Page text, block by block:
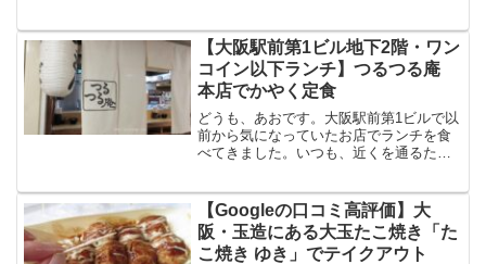
OKだけれど、店内の撮影はNGらしいで
す。ちなみに、カウン...
【大阪駅前第1ビル地下2階・ワン
コイン以下ランチ】つるつる庵
本店でかやく定食
どうも、あおです。大阪駅前第1ビルで以
前から気になっていたお店でランチを食
べてきました。いつも、近くを通るたび
ウンターのみのお店です。そばとおにぎ
りにしようと思ったので...
【Googleの口コミ高評価】大
阪・玉造にある大玉たこ焼き「た
こ焼き ゆき」でテイクアウト